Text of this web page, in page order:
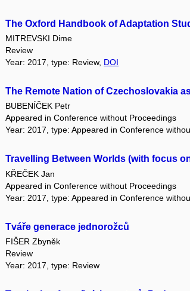
The Oxford Handbook of Adaptation
MITREVSKI Dime
Review
Year: 2017, type: Review, DOI
The Remote Nation of Czechoslovakia
BUBENÍČEK Petr
Appeared in Conference without Proceedings
Year: 2017, type: Appeared in Conference
Travelling Between Worlds (with focus
KŘEČEK Jan
Appeared in Conference without Proceedings
Year: 2017, type: Appeared in Conference
Tváře generace jednorožců
FIŠER Zbyněk
Review
Year: 2017, type: Review